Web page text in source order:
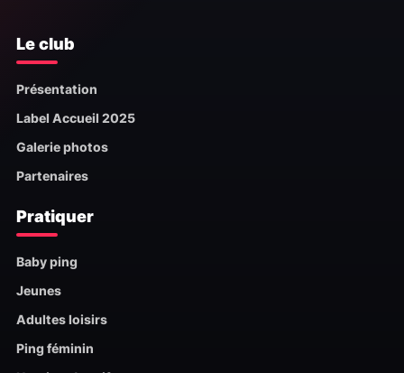
Le club
Présentation
Label Accueil 2025
Galerie photos
Partenaires
Pratiquer
Baby ping
Jeunes
Adultes loisirs
Ping féminin